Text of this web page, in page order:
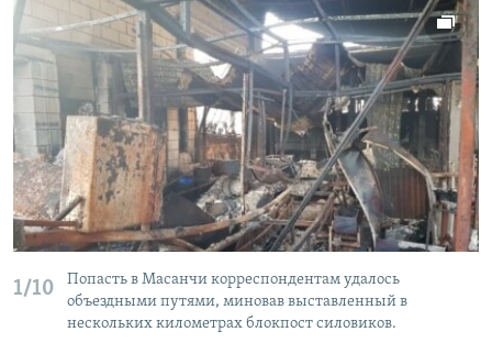
1/10
Попасть в Масанчи корреспондентам удалось
объездными путями, миновав выставленный в
нескольких километрах блокпост силовиков.